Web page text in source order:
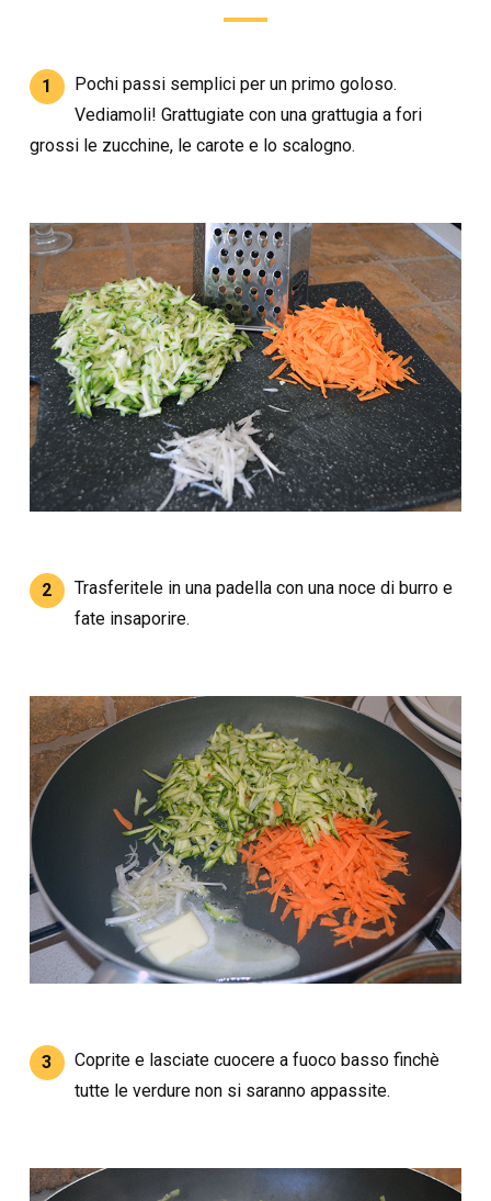
1
Pochi passi semplici per un primo goloso.
Vediamoli! Grattugiate con una grattugia a fori
grossi le zucchine, le carote e lo scalogno.
2
Trasferitele in una padella con una noce di burro e
fate insaporire.
3
Coprite e lasciate cuocere a fuoco basso finchè
tutte le verdure non si saranno appassite.